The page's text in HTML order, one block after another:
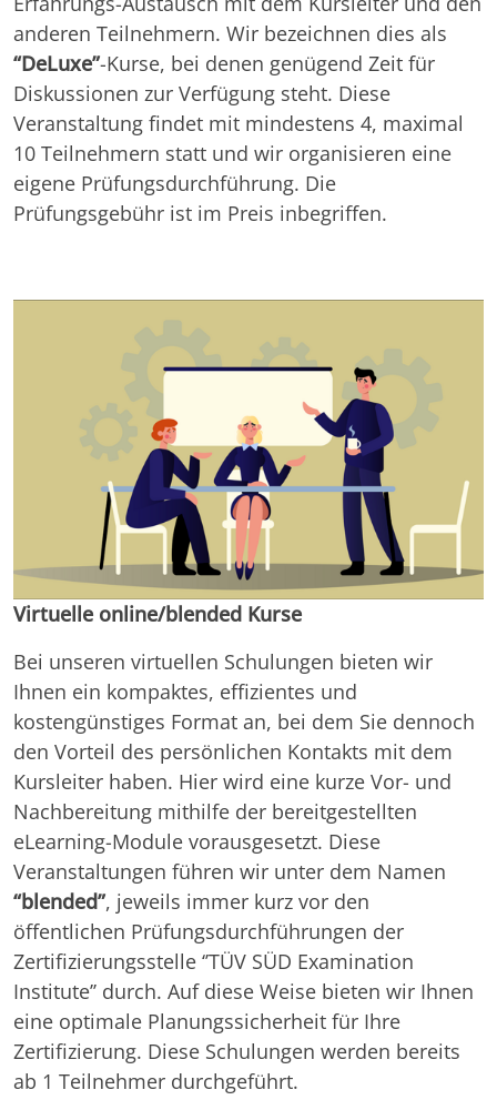
anderen Teilnehmern. Wir bezeichnen dies als
“DeLuxe”-Kurse, bei denen genügend Zeit für
Diskussionen zur Verfügung steht. Diese
Veranstaltung findet mit mindestens 4, maximal
10 Teilnehmern statt und wir organisieren eine
eigene Prüfungsdurchführung. Die
Prüfungsgebühr ist im Preis inbegriffen.
Virtuelle online/blended Kurse
Bei unseren virtuellen Schulungen bieten wir
Ihnen ein kompaktes, effizientes und
kostengünstiges Format an, bei dem Sie dennoch
den Vorteil des persönlichen Kontakts mit dem
Kursleiter haben. Hier wird eine kurze Vor- und
Nachbereitung mithilfe der bereitgestellten
eLearning-Module vorausgesetzt. Diese
Veranstaltungen führen wir unter dem Namen
“blended”, jeweils immer kurz vor den
öffentlichen Prüfungsdurchführungen der
Zertifizierungsstelle ‘’TÜV SÜD Examination
Institute’’ durch. Auf diese Weise bieten wir Ihnen
eine optimale Planungssicherheit für Ihre
Zertifizierung. Diese Schulungen werden bereits
ab 1 Teilnehmer durchgeführt.